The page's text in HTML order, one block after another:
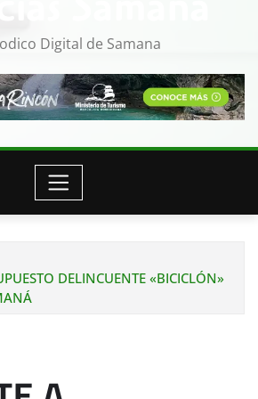
Digital de Samana
DELINCUENTE «BICICLÓN»